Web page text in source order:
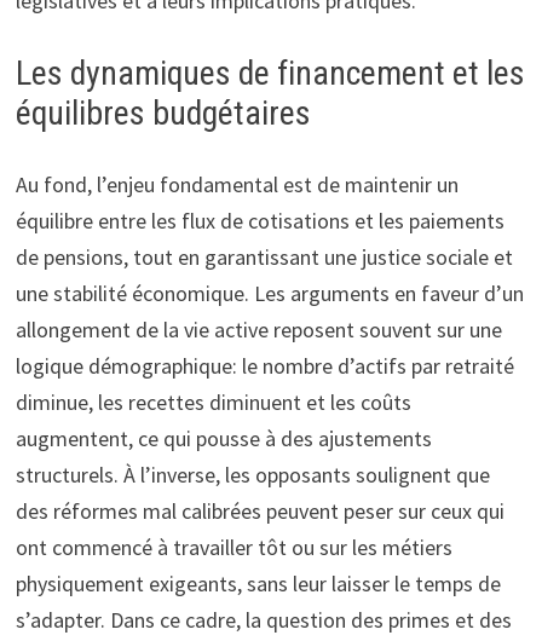
Les dynamiques de financement et les
équilibres budgétaires
Au fond, l’enjeu fondamental est de maintenir un
équilibre entre les flux de cotisations et les paiements
de pensions, tout en garantissant une justice sociale et
une stabilité économique. Les arguments en faveur d’un
allongement de la vie active reposent souvent sur une
logique démographique: le nombre d’actifs par retraité
diminue, les recettes diminuent et les coûts
augmentent, ce qui pousse à des ajustements
structurels. À l’inverse, les opposants soulignent que
des réformes mal calibrées peuvent peser sur ceux qui
ont commencé à travailler tôt ou sur les métiers
physiquement exigeants, sans leur laisser le temps de
s’adapter. Dans ce cadre, la question des primes et des